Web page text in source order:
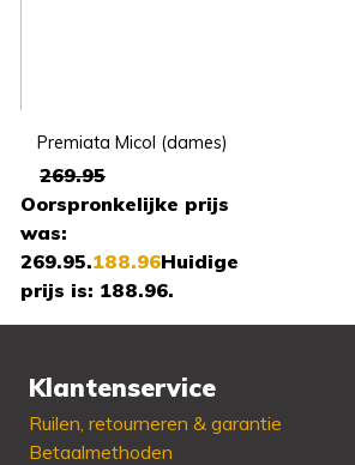
Premiata Micol (dames)
269.95
Oorspronkelijke prijs
was:
269.95.188.96Huidige
prijs is: 188.96.
Beschikbaar in: 36 - 37
- 39 - 41
Klantenservice
Ruilen, retourneren & garantie
Betaalmethoden